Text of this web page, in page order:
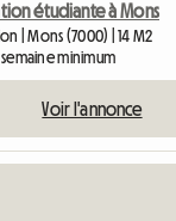
étudiante à Mons
| Mons (7000) | 14 M2
semaine minimum
Voir l'annonce